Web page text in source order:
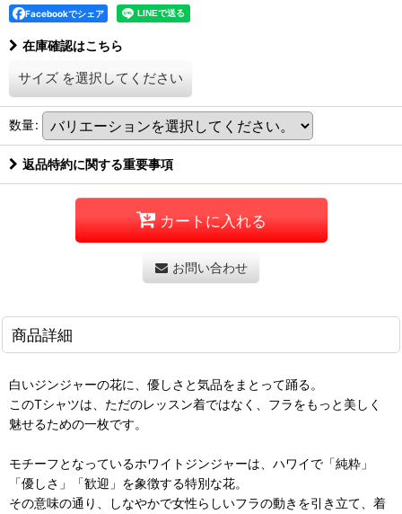
Facebookでシェア
在庫確認はこちら
サイズ を選択してください
数量:
返品特約に関する重要事項
カートに入れる
お問い合わせ
商品詳細
白いジンジャーの花に、優しさと気品をまとって踊る。
このTシャツは、ただのレッスン着ではなく、フラをもっと美しく
魅せるための一枚です。
モチーフとなっているホワイトジンジャーは、ハワイで「純粋」
「優しさ」「歓迎」を象徴する特別な花。
その意味の通り、しなやかで女性らしいフラの動きを引き立て、着